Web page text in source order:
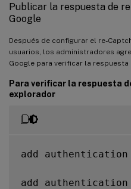
Publicar la respuesta de
Google
Después de configurar el re-
usuarios, los administradores
Google para verificar la
Para verificar la respuesta
explorador
add
add